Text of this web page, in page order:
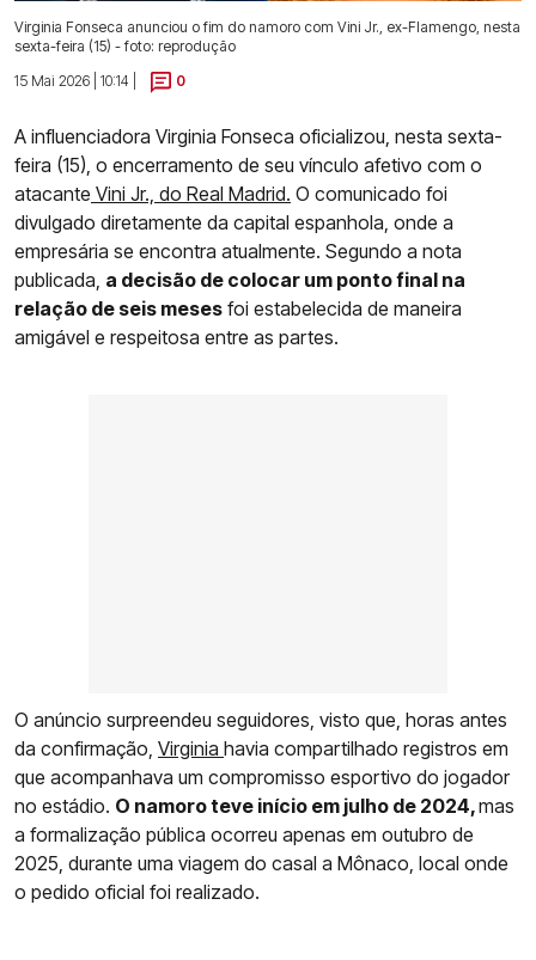
Virginia Fonseca anunciou o fim do namoro com Vini Jr., ex-Flamengo, nesta
sexta-feira (15) - foto: reprodução
15 Mai 2026 | 10:14 |
0
A influenciadora Virginia Fonseca oficializou, nesta sexta-
feira (15), o encerramento de seu vínculo afetivo com o
atacante Vini Jr., do Real Madrid. O comunicado foi
divulgado diretamente da capital espanhola, onde a
empresária se encontra atualmente. Segundo a nota
publicada, a decisão de colocar um ponto final na
relação de seis meses foi estabelecida de maneira
amigável e respeitosa entre as partes.
O anúncio surpreendeu seguidores, visto que, horas antes
da confirmação, Virginia havia compartilhado registros em
que acompanhava um compromisso esportivo do jogador
no estádio. O namoro teve início em julho de 2024,mas
a formalização pública ocorreu apenas em outubro de
2025, durante uma viagem do casal a Mônaco, local onde
o pedido oficial foi realizado.